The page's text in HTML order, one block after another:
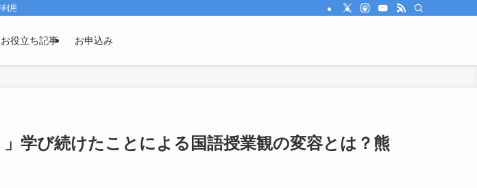
用、効果実感96％。
お役立ち記事 お申込み
学び続けたことによる国語授業観の変容とは？熊